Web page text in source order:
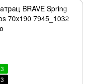
3
3